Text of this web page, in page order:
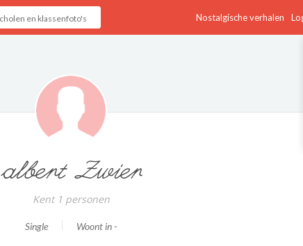
Nostalgische verhalen
albert Zwier
Kent 1 personen
Single Woont in -